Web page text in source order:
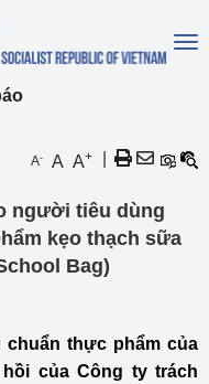
A- A A+
người tiêu dùng
kẹo thạch sữa
Bag)
thực phẩm của
của Công ty trách